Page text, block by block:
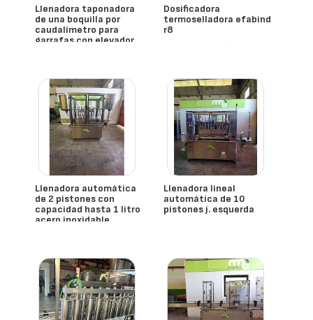
Llenadora taponadora
de una boquilla por
caudalímetro para
garrafas con elevador
Dosificadora
termoselladora efabind
r8
- España
Llenadora automática
de 2 pistones con
capacidad hasta 1 litro
acero inoxidable
Llenadora lineal
automática de 10
pistones j. esquerda
- España